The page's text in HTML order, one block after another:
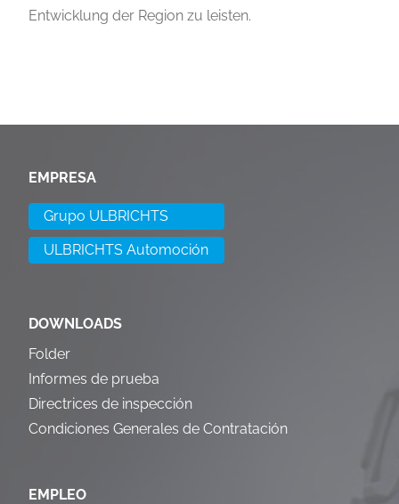
Entwicklung der Region zu leisten.
EMPRESA
Grupo ULBRICHTS
ULBRICHTS Automoción
DOWNLOADS
Folder
Informes de prueba
Directrices de inspección
Condiciones Generales de Contratación
EMPLEO